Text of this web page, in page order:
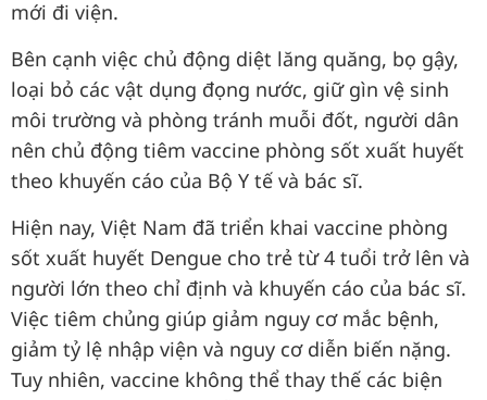
mới đi viện.
Bên cạnh việc chủ động diệt lăng quăng, bọ gậy,
loại bỏ các vật dụng đọng nước, giữ gìn vệ sinh
môi trường và phòng tránh muỗi đốt, người dân
nên chủ động tiêm vaccine phòng sốt xuất huyết
theo khuyến cáo của Bộ Y tế và bác sĩ.
Hiện nay, Việt Nam đã triển khai vaccine phòng
sốt xuất huyết Dengue cho trẻ từ 4 tuổi trở lên và
người lớn theo chỉ định và khuyến cáo của bác sĩ.
Việc tiêm chủng giúp giảm nguy cơ mắc bệnh,
giảm tỷ lệ nhập viện và nguy cơ diễn biến nặng.
Tuy nhiên, vaccine không thể thay thế các biện